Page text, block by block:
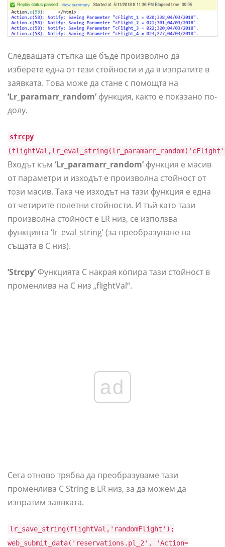
Следващата стъпка ще бъде произволно да
изберете една от тези стойности и да я изпратите в
заявката. Това може да стане с помощта на
‘Lr_paramarr_random’ функция, както е показано по-
долу.
strcpy
Входът към ‘Lr_paramarr_random’ функция е масив
от параметри и изходът е произволна стойност от
този масив. Така че изходът на тази функция е една
от четирите полетни стойности. И тъй като тази
произволна стойност е LR низ, се използва
функцията ‘lr_eval_string’ (за преобразуване на
същата в C низ).
‘Strcpy’ Функцията C накрая копира тази стойност в
променлива на C низ „flightVal“.
ad
Сега отново трябва да преобразуваме тази
променлива C String в LR низ, за ​​да можем да
изпратим заявката.
lr_save_string(flightVal,'randomFlight');
web_submit_data('reservations.pl_2', 'Action=